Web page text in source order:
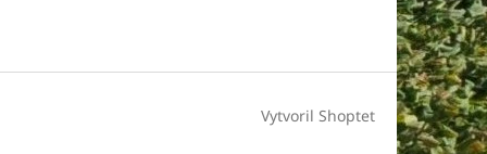
Vytvoril Shoptet